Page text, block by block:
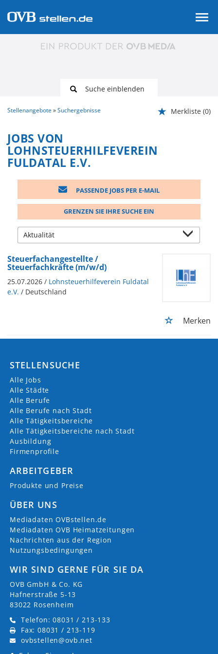
Suche einblenden
Stellenangebote Suchergebnisse Merkliste (0)
JOBS VON
LOHNSTEUERHILFEVEREIN
FULDATAL E.V.
PASSENDE JOBS PER E-MAIL
GRENZEN SIE IHRE SUCHE EIN
Steuerfachangestellte /
Steuerfachkräfte (m/w/d)
25.07.2026 / Lohnsteuerhilfeverein Fuldatal
e.V. / Deutschland
Merken
STELLENSUCHE
Alle Jobs
Alle Städte
Alle Berufe
Alle Berufe nach Stadt
Alle Tätigkeitsbereiche
Alle Tätigkeitsbereiche nach Stadt
Ausbildung
Firmenprofile
ARBEITGEBER
Produkte und Preise
ÜBER UNS
Mediadaten OVBstellen.de
Mediadaten OVB Heimatzeitungen
Nachrichten aus der Region
Nutzungsbedingungen
WIR SIND GERNE FÜR SIE DA
OVB GmbH & Co. KG
Hafnerstraße 5-13
83022 Rosenheim
Telefon: 08031 / 213-133
Fax: 08031 / 213-119
ovbstellen@ovb.net